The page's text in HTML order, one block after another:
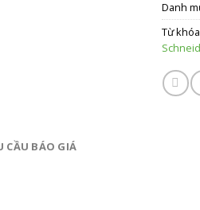
Danh
Từ
CẦU BÁO GIÁ